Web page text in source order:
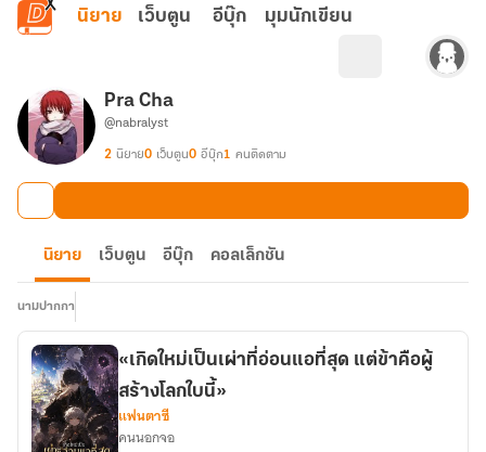
ข้ามไปยังเนื้อหาหลัก
นิยาย เว็บตูน อีบุ๊ก มุมนักเขียน
Pra Cha
@nabralyst
2 นิยาย0 เว็บตูน0 อีบุ๊ก1 คนติดตาม
นิยาย เว็บตูน อีบุ๊ก คอลเล็กชัน
นามปากกา
«เกิดใหม่เป็นเผ่าที่อ่อนแอที่สุด แต่ข้าคือผู้
สร้างโลกใบนี้»
แฟนตาซี
คนนอกจอ